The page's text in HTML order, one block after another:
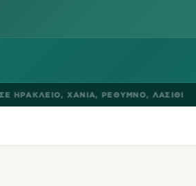
,ΧΑΝΙΑ, ΡΕΘΥΜΝΟ, ΛΑΣΙΘΙ ●